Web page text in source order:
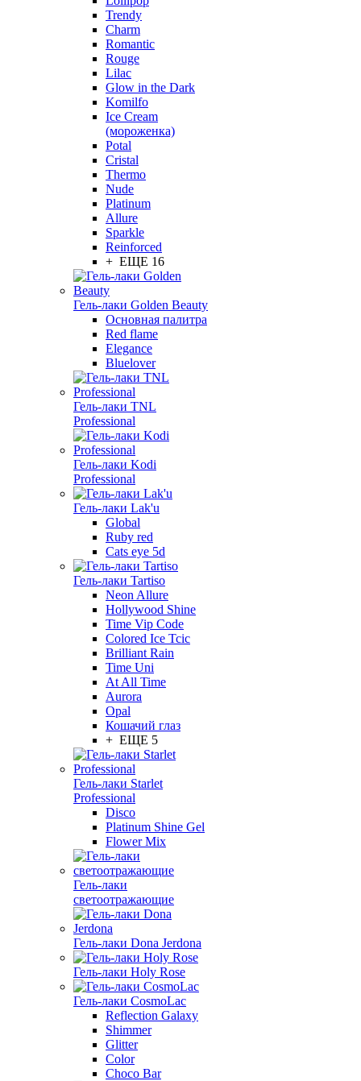
Trendy
Charm
Romantic
Rouge
Lilac
Glow in the Dark
Komilfo
Ice Cream
(мороженка)
Potal
Cristal
Thermo
Nude
Platinum
Allure
Sparkle
Reinforced
+ ЕЩЕ 16
Гель-лаки Golden Beauty
Основная палитра
Red flame
Elegance
Bluelover
Гель-лаки TNL
Professional
Гель-лаки Kodi
Professional
Гель-лаки Lak'u
Global
Ruby red
Cats eye 5d
Гель-лаки Tartiso
Neon Allure
Hollywood Shine
Time Vip Code
Colored Ice Tcic
Brilliant Rain
Time Uni
At All Time
Aurora
Opal
Кошачий глаз
+ ЕЩЕ 5
Гель-лаки Starlet
Professional
Disco
Platinum Shine Gel
Flower Mix
Гель-лаки
светоотражающие
Гель-лаки Dona Jerdona
Гель-лаки Holy Rose
Гель-лаки CosmoLac
Reflection Galaxy
Shimmer
Glitter
Color
Choco Bar